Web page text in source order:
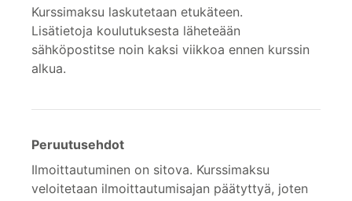
Kurssimaksu laskutetaan etukäteen.
Lisätietoja koulutuksesta läheteään
sähköpostitse noin kaksi viikkoa ennen kurssin
alkua.
Peruutusehdot
Ilmoittautuminen on sitova. Kurssimaksu
veloitetaan ilmoittautumisajan päätyttyä, joten